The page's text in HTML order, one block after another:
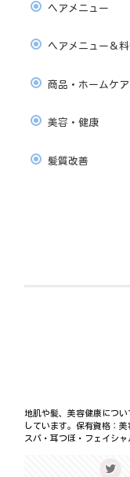
ヘアメニュー
ヘアメニュー＆
商品・ホームケア
美容・健康
髪質改善
地肌や髪、美容健康につ
しています。保有資格：
スパ・耳つぼ・フェイシャ